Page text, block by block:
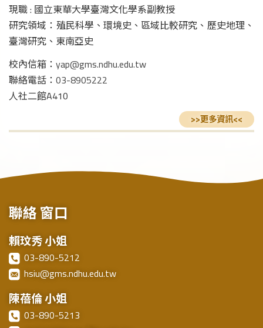
現職 : 國立東華大學臺灣文化學系副教授
研究領域：殖民科學、環境史、區域比較研究、歷史地理、
臺灣研究、東南亞史
校內信箱：yap@gms.ndhu.edu.tw
聯絡電話：03-8905222
人社二館A410
聯絡窗口
賴玟秀 小姐
03-890-5212
hsiu@gms.ndhu.edu.tw
陳蓓倫 小姐
03-890-5213